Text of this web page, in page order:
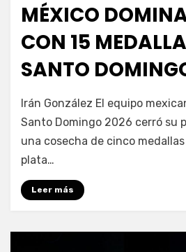
MÉXICO
CON 15
SANTO
por Fernando Miranda Servín
Irán González El equipo
Santo Domingo 2026 cerró su
una cosecha de cinco
plata…
Leer más